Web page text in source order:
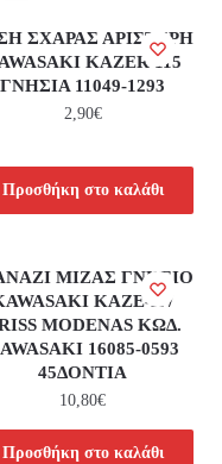
ΣΧΑΡΑΣ ΑΡΙΣΤΕΡΗ
KAZER 115
ΓΝΗΣΙΑ 11049-1293
2,90€
Προσθήκη στο καλάθι
ΜΙΖΑΣ ΓΝΗΣΙΟ
KAZE-R /
MODENAS ΚΩΔ.
16085-0593
45ΔΟΝΤΙΑ
10,80€
Προσθήκη στο καλάθι